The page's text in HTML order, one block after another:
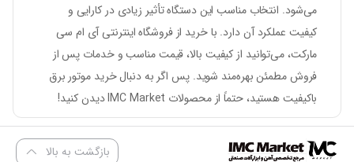
می‌شود. انتخاب مناسب این دستگاه تأثیر زیادی در کارایی و
کیفیت عملکرد آن دارد. با خرید از فروشگاه اینترنتیآی ام سی
مارکت، می‌توانید از کیفیت بالا، قیمت مناسب و خدمات پس از
فروش مطمئن بهره‌مند شوید. پس اگر به دنبال خرید موتور برق
باکیفیت هستید، حتماً از محصولات IMC Marketدیدن کنید!
بازگشت به بالا